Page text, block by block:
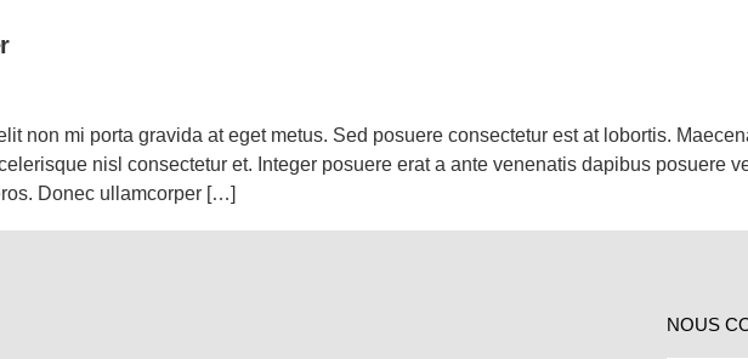
non mi porta gravida at eget metus. Sed posuere consectetur est at lobortis.
nisl consectetur et. Integer posuere erat a ante venenatis dapibus posuere
Donec ullamcorper […]
NOUS